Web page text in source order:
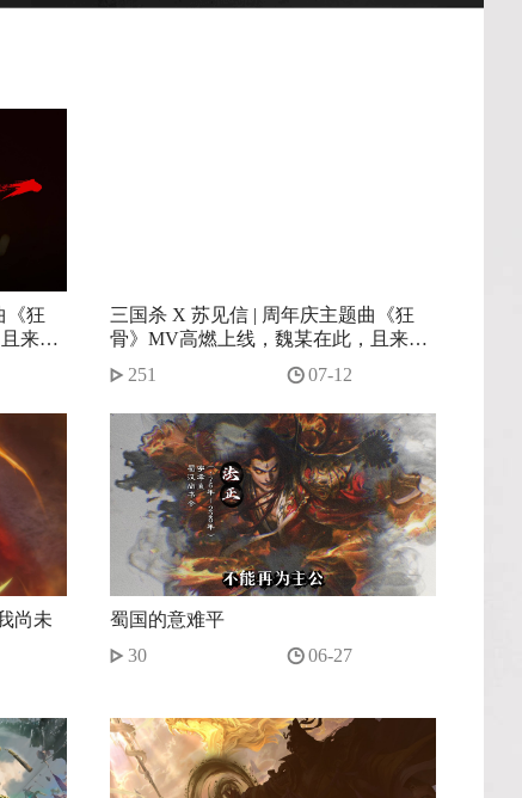
《狂
来锤
三国杀 X 苏见信 | 周年庆主题曲《狂
骨》MV高燃上线，魏某在此，且来锤
251 07-12
尚未
蜀国的意难平
30
06-27